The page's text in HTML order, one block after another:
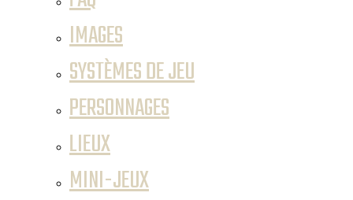
IMAGES
SYSTÈMES DE JEU
PERSONNAGES
LIEUX
MINI-JEUX